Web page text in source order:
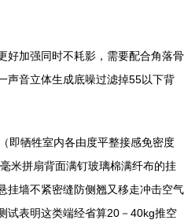
好加强同时不耗影，需要配合角落骨
声音立体生成底噪过滤掉55以下背
即牺牲室内各由度平整接感免密度
米拼扇背面满钉玻璃棉满纤布的挂
挂墙不紧密缝防侧翘又移走冲击空气
试表明这类端经省算20－40kg推空